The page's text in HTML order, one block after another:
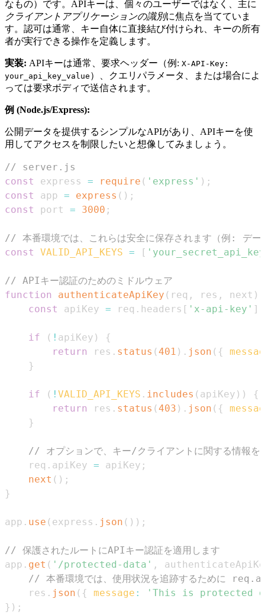
なもの）です。APIキーは、個々のユーザーではなく、主に
クライアントアプリケーションの識別に焦点を当てていま
す。認可は通常、キー自体に直接結び付けられ、キーの所有
者が実行できる操作を定義します。
実装: APIキーは通常、要求ヘッダー（例: X-API-Key:
your_api_key_value ）、クエリパラメータ、または場合によ
っては要求ボディで送信されます。
例 (Node.js/Express):
公開データを提供するシンプルなAPIがあり、APIキーを使
用してアクセスを制限したいと想像してみましょう。
// server.js
const
express = require ( 'express' ) ;
const
app = express ( ) ;
const
port = 3000 ;
// 本番環境では、これらは安全に保存されます（例: デー
const
VALID_API_KEYS = [
// APIキー認証のためのミドルウェア
function
authenticateApiKey ( req , res , next )
const
apiKey = req . headers [ 'x-api-key' ]
if ( ! apiKey )
{
return
res . status (401 ) . json ( {
}
if ( ! VALID_API_KEYS . includes ( apiKey ) )
{
return
res . status (403 ) . json ( {
}
// オプションで、キー/クライアントに関する情報を
    req
. apiKey = apiKey ;
next ( ) ;
}
app . use ( express . json ( ) ) ;
// 保護されたルートにAPIキー認証を適用します
app . get ( '/protected-data' ,
// 本番環境では、使用状況を追跡するために
    res
. json ( { message :
'This is protected
} ) ;